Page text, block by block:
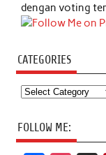
dengan voting
CATEGORIES
Categories
FOLLOW ME: